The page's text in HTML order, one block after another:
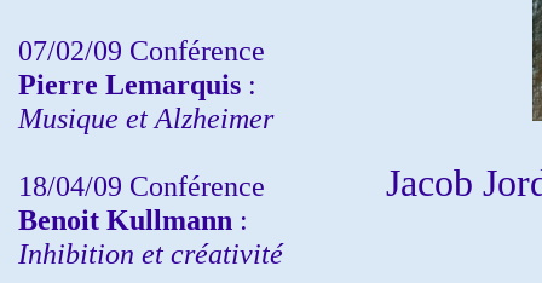
07/02/09 Conférence
Pierre Lemarquis :
Musique et Alzheimer
18/04/09 Conférence
Benoit Kullmann :
Inhibition et créativité
Jacob